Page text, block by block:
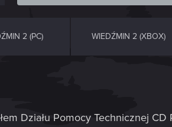
2 (PC) WIEDŹMIN 2 (XBOX)
Działu Pomocy Technicznej CD